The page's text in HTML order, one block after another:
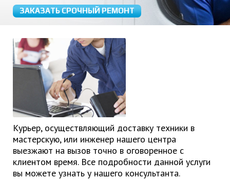
ЗАКАЗАТЬ СРОЧНЫЙ РЕМОНТ
Курьер, осуществляющий доставку техники в
мастерскую, или инженер нашего центра
выезжают на вызов точно в оговоренное с
клиентом время. Все подробности данной услуги
вы можете узнать у нашего консультанта.